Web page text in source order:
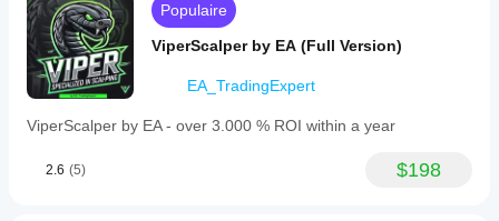
Populaire
ViperScalper by EA (Full Version)
EA_TradingExpert
ViperScalper by EA - over 3.000 % ROI within a year
2.6 (5) $198